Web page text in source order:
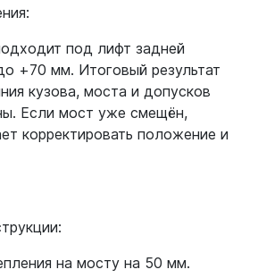
под лифт задней
+70 мм. Итоговый результат
кузова, моста и допусков
Если мост уже смещён,
корректировать положение и
на мосту на 50 мм.